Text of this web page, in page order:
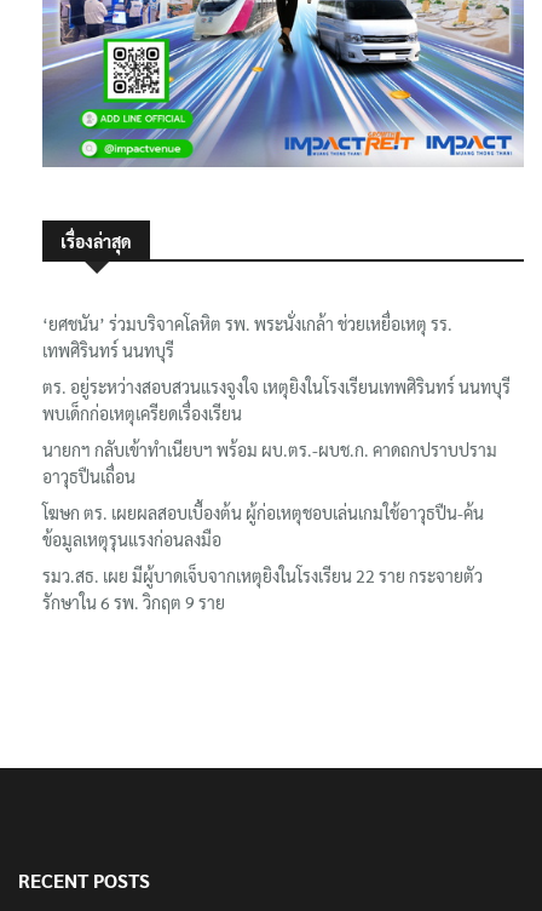
เรื่องล่าสุด
‘ยศชนัน’ ร่วมบริจาคโลหิต รพ. พระนั่งเกล้า ช่วยเหยื่อเหตุ รร.
เทพศิรินทร์ นนทบุรี
ตร. อยู่ระหว่างสอบสวนแรงจูงใจ เหตุยิงในโรงเรียนเทพศิรินทร์ นนทบุรี
พบเด็กก่อเหตุเครียดเรื่องเรียน
นายกฯ กลับเข้าทำเนียบฯ พร้อม ผบ.ตร.-ผบช.ก. คาดถกปราบปราม
อาวุธปืนเถื่อน
โฆษก ตร. เผยผลสอบเบื้องต้น ผู้ก่อเหตุชอบเล่นเกมใช้อาวุธปืน-ค้น
ข้อมูลเหตุรุนแรงก่อนลงมือ
รมว.สธ. เผย มีผู้บาดเจ็บจากเหตุยิงในโรงเรียน 22 ราย กระจายตัว
รักษาใน 6 รพ. วิกฤต 9 ราย
RECENT POSTS